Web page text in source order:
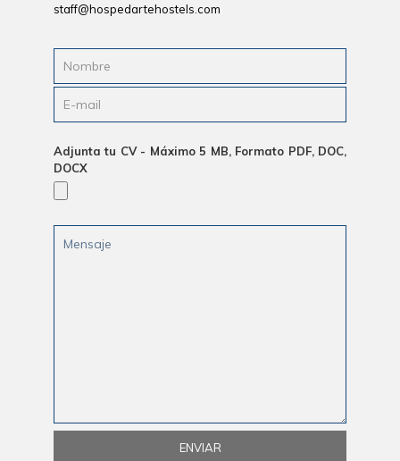
staff@hospedartehostels.com
Adjunta tu CV - Máximo 5 MB, Formato PDF, DOC,
DOCX